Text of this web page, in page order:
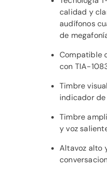
calidad y
audífonos
de
Compatible
con TIA-
Timbre
indicador
Timbre
y voz
Altavoz alto